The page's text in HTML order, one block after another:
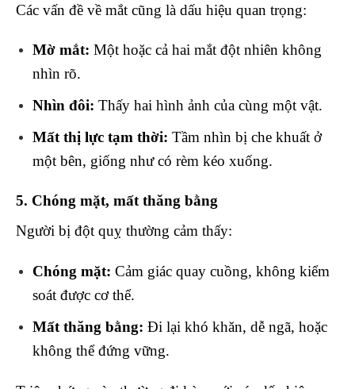
Các vấn đề về mắt cũng là dấu hiệu quan trọng:
Mờ mắt: Một hoặc cả hai mắt đột nhiên không
nhìn rõ.
Nhìn đôi: Thấy hai hình ảnh của cùng một vật.
Mất thị lực tạm thời: Tầm nhìn bị che khuất ở
một bên, giống như có rèm kéo xuống.
5. Chóng mặt, mất thăng bằng
Người bị đột quỵ thường cảm thấy:
Chóng mặt: Cảm giác quay cuồng, không kiểm
soát được cơ thể.
Mất thăng bằng: Đi lại khó khăn, dễ ngã, hoặc
không thể đứng vững.